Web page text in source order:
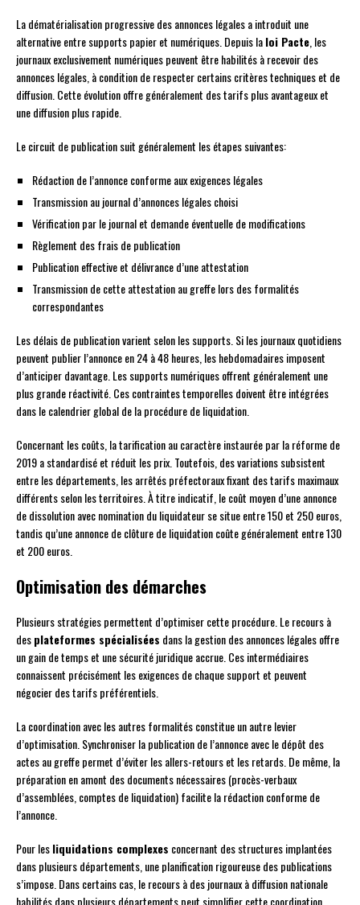
La dématérialisation progressive des annonces légales a introduit une
alternative entre supports papier et numériques. Depuis laloi Pacte, les
journaux exclusivement numériques peuvent être habilités à recevoir des
annonces légales, à condition de respecter certains critères techniques et de
diffusion. Cette évolution offre généralement des tarifs plus avantageux et
une diffusion plus rapide.
Le circuit de publication suit généralement les étapes suivantes:
Rédaction de l’annonce conforme aux exigences légales
Transmission au journal d’annonces légales choisi
Vérification par le journal et demande éventuelle de modifications
Règlement des frais de publication
Publication effective et délivrance d’une attestation
Transmission de cette attestation au greffe lors des formalités
correspondantes
Les délais de publication varient selon les supports. Si les journaux quotidiens
peuvent publier l’annonce en 24 à 48 heures, les hebdomadaires imposent
d’anticiper davantage. Les supports numériques offrent généralement une
plus grande réactivité. Ces contraintes temporelles doivent être intégrées
dans le calendrier global de la procédure de liquidation.
Concernant les coûts, la tarification au caractère instaurée par la réforme de
2019 a standardisé et réduit les prix. Toutefois, des variations subsistent
entre les départements, les arrêtés préfectoraux fixant des tarifs maximaux
différents selon les territoires. À titre indicatif, le coût moyen d’une annonce
de dissolution avec nomination du liquidateur se situe entre 150 et 250 euros,
tandis qu’une annonce de clôture de liquidation coûte généralement entre 130
et 200 euros.
Optimisation des démarches
Plusieurs stratégies permettent d’optimiser cette procédure. Le recours à
desplateformes spécialisées dans la gestion des annonces légales offre
un gain de temps et une sécurité juridique accrue. Ces intermédiaires
connaissent précisément les exigences de chaque support et peuvent
négocier des tarifs préférentiels.
La coordination avec les autres formalités constitue un autre levier
d’optimisation. Synchroniser la publication de l’annonce avec le dépôt des
actes au greffe permet d’éviter les allers-retours et les retards. De même, la
préparation en amont des documents nécessaires (procès-verbaux
d’assemblées, comptes de liquidation) facilite la rédaction conforme de
l’annonce.
Pour lesliquidations complexes concernant des structures implantées
dans plusieurs départements, une planification rigoureuse des publications
s’impose. Dans certains cas, le recours à des journaux à diffusion nationale
habilités dans plusieurs départements peut simplifier cette coordination.